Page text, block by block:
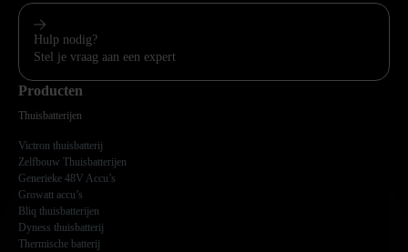
Hulp nodig?
Stel je vraag aan een expert
Producten
Thuisbatterijen
Victron thuisbatterij
Zelfbouw Thuisbatterijen
Generieke 48V Accu’s
Growatt accu’s
Bliq thuisbatterijen
Dyness thuisbatterij
Thermische batterij